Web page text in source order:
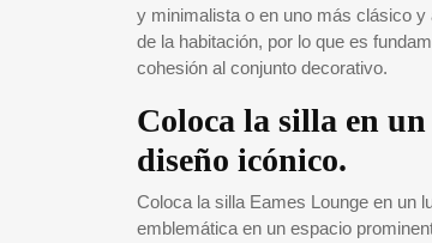
y minimalista o en uno más clásico y
de la habitación, por lo que es
cohesión al conjunto decorativo.
Coloca la silla en
diseño icónico.
Coloca la silla Eames Lounge en un
emblemática en un espacio